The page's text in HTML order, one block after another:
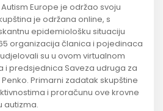
Europe je održao svoju
je održana online, s
epidemiološku situaciju
organizacija članica i pojedinaca
su u ovom virtualnom
i predsjednica Saveza udruga za
Primarni zadatak skupštine
i proračunu ove krovne
autizma.